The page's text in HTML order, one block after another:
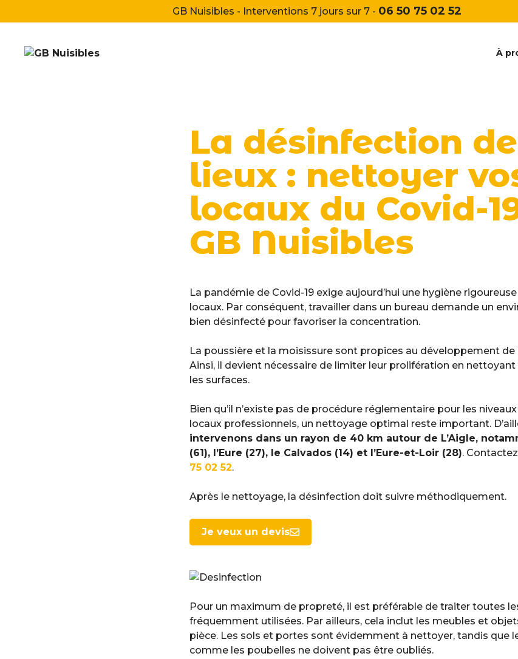
au
GB Nuisibles - Interventions 7 jours sur 7 - 06 50 75 02 52
À
La désinfection
lieux : nettoyer
locaux du Covid-
GB Nuisibles
La pandémie de Covid-19 exige aujourd’hui une hygiène
locaux. Par conséquent, travailler dans un bureau demande un
bien désinfecté pour favoriser la concentration.
La poussière et la moisissure sont propices au développement
Ainsi, il devient nécessaire de limiter leur prolifération en
les surfaces.
Bien qu’il n’existe pas de procédure réglementaire pour les
locaux professionnels, un nettoyage optimal reste important.
intervenons dans un rayon de 40 km autour de L’Aigle,
(61), l’Eure (27), le Calvados (14) et l’Eure-et-Loir (28).
75 02 52.
Après le nettoyage, la désinfection doit suivre méthodiquement.
Je veux un devis
Pour un maximum de propreté, il est préférable de traiter toutes
fréquemment utilisées. Par ailleurs, cela inclut les meubles et
pièce. Les sols et portes sont évidemment à nettoyer, tandis que
comme les poubelles ne doivent pas être oubliés.